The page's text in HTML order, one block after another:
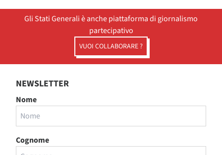
Gli Stati Generali è anche piattaforma di giornalismo
partecipativo
VUOI COLLABORARE ?
NEWSLETTER
Nome
Cognome